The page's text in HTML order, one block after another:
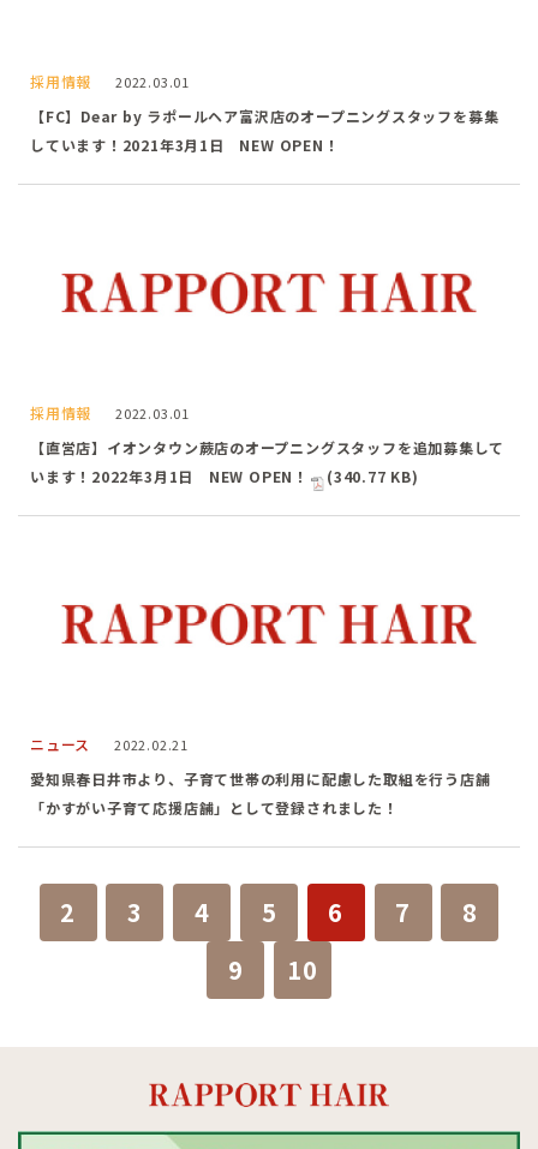
採用情報 2022.03.01
【FC】Dear by ラポールヘア富沢店のオープニングスタッフを募集
しています！2021年3月1日 NEW OPEN！
採用情報 2022.03.01
【直営店】イオンタウン蕨店のオープニングスタッフを追加募集して
います！2022年3月1日 NEW OPEN！
(340.77 KB)
ニュース 2022.02.21
愛知県春日井市より、子育て世帯の利用に配慮した取組を行う店舗
「かすがい子育て応援店舗」として登録されました！
2 3 4 5 6 7
8
9
10